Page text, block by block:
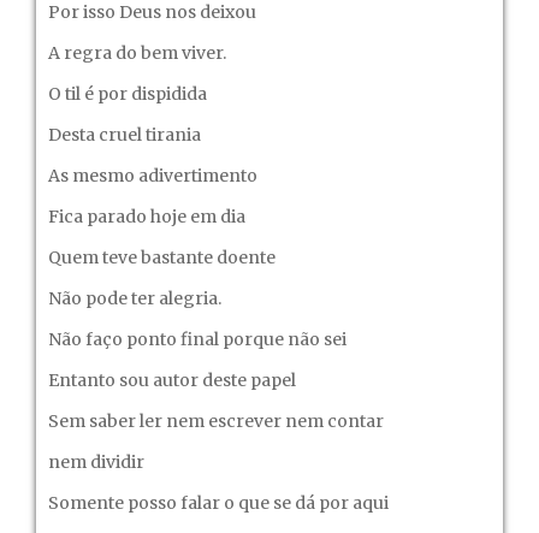
Por isso Deus nos deixou
A regra do bem viver.
O til é por dispidida
Desta cruel tirania
As mesmo adivertimento
Fica parado hoje em dia
Quem teve bastante doente
Não pode ter alegria.
Não faço ponto final porque não sei
Entanto sou autor deste papel
Sem saber ler nem escrever nem contar
nem dividir
Somente posso falar o que se dá por aqui